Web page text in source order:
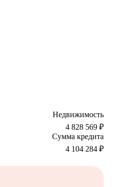
Недвижимость
4 828 569 ₽
Сумма кредита
4 104 284 ₽